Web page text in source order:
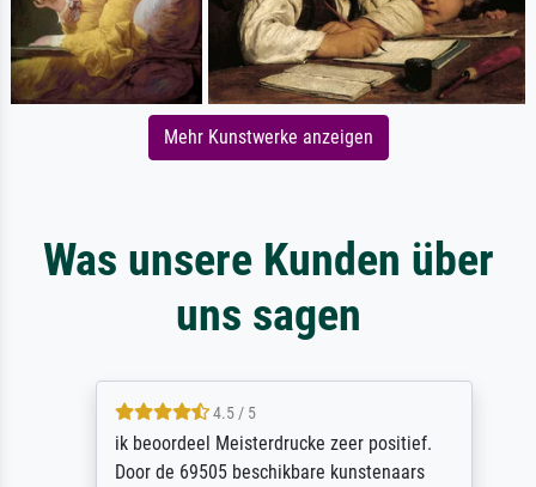
Mehr Kunstwerke anzeigen
Was unsere Kunden über
uns sagen
4.5 / 5
ik beoordeel Meisterdrucke zeer positief.
Door de 69505 beschikbare kunstenaars